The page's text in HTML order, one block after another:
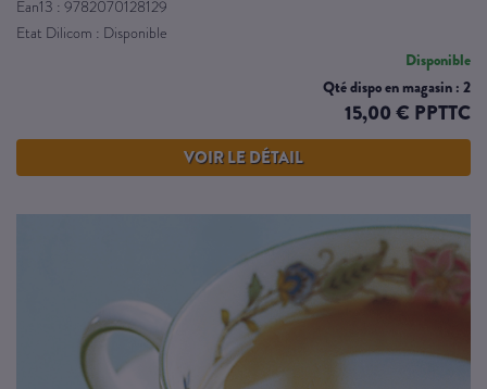
Ean13 : 9782070128129
Etat Dilicom : Disponible
Disponible
Qté dispo en magasin : 2
15,00 € PPTTC
VOIR LE DÉTAIL